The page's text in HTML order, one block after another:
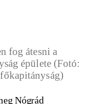
Nógrád